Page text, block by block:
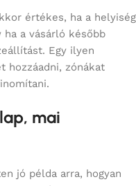
értékes, ha a helyiség
ha a vásárló később
Egy ilyen
hozzáadni, zónákat
mai
jó példa arra, hogyan